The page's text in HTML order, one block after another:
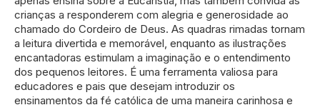
crianças a responderem com alegria e generosidade ao
chamado do Cordeiro de Deus. As quadras rimadas tornam
a leitura divertida e memorável, enquanto as ilustrações
encantadoras estimulam a imaginação e o entendimento
dos pequenos leitores. É uma ferramenta valiosa para
educadores e pais que desejam introduzir os
ensinamentos da fé católica de uma maneira carinhosa e